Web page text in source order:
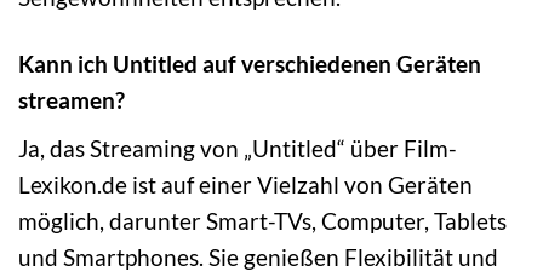
Kann ich Untitled auf verschiedenen Geräten
streamen?
Ja, das Streaming von „Untitled“ über Film-
Lexikon.de ist auf einer Vielzahl von Geräten
möglich, darunter Smart-TVs, Computer, Tablets
und Smartphones. Sie genießen Flexibilität und